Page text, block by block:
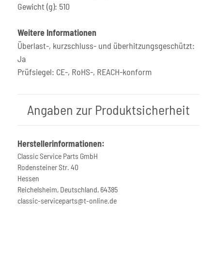
Gewicht (g): 510
Weitere Informationen
Überlast-, kurzschluss- und überhitzungsgeschützt:
Ja
Prüfsiegel: CE-, RoHS-, REACH-konform
Angaben zur Produktsicherheit
Herstellerinformationen:
Classic Service Parts GmbH
Rodensteiner Str. 40
Hessen
Reichelsheim, Deutschland, 64385
classic-serviceparts@t-online.de